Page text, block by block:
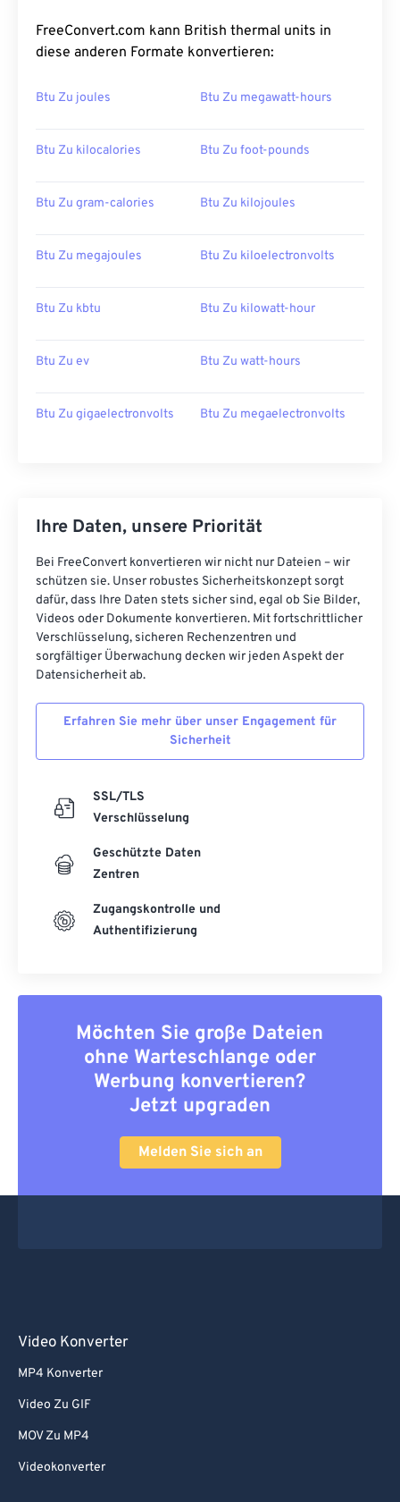
FreeConvert.com kann British thermal units in
diese anderen Formate konvertieren:
Btu Zu joules Btu Zu megawatt-hours
Btu Zu kilocalories Btu Zu foot-pounds
Btu Zu gram-calories Btu Zu kilojoules
Btu Zu megajoules Btu Zu kiloelectronvolts
Btu Zu kbtu Btu Zu kilowatt-hour
Btu Zu ev Btu Zu watt-hours
Btu Zu gigaelectronvolts Btu Zu megaelectronvolts
Ihre Daten, unsere Priorität
Bei FreeConvert konvertieren wir nicht nur Dateien – wir
schützen sie. Unser robustes Sicherheitskonzept sorgt
dafür, dass Ihre Daten stets sicher sind, egal ob Sie Bilder,
Videos oder Dokumente konvertieren. Mit fortschrittlicher
Verschlüsselung, sicheren Rechenzentren und
sorgfältiger Überwachung decken wir jeden Aspekt der
Datensicherheit ab.
Erfahren Sie mehr über unser Engagement für
Sicherheit
SSL/TLS
Verschlüsselung
Geschützte Daten
Zentren
Zugangskontrolle und
Authentifizierung
Möchten Sie große Dateien
ohne Warteschlange oder
Werbung konvertieren?
Jetzt upgraden
Melden Sie sich an
Video Konverter
MP4 Konverter
Video Zu GIF
MOV Zu MP4
Videokonverter